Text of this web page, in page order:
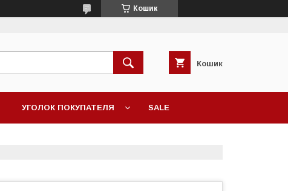
Кошик
Кошик
УГОЛОК ПОКУПАТЕЛЯ SALE